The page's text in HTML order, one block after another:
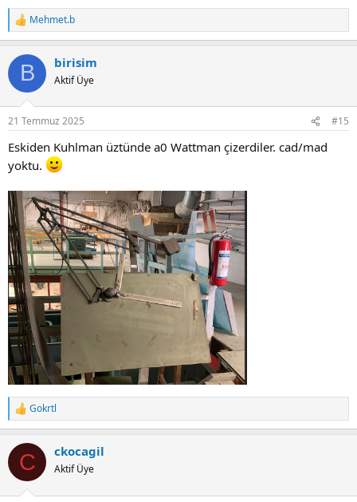
R
e
c
i
n
s
Mehmet.b
B birisim
Aktif Üye
21 Temmuz 2025 #15
Eskiden Kuhlman üztünde a0 Wattman çizerdiler. cad/mad
yoktu.
R
e
c
i
Gokrtl
C ckocagil
Aktif Üye